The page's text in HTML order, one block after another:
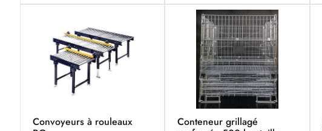
Convoyeurs à rouleaux
Conteneur grillagé